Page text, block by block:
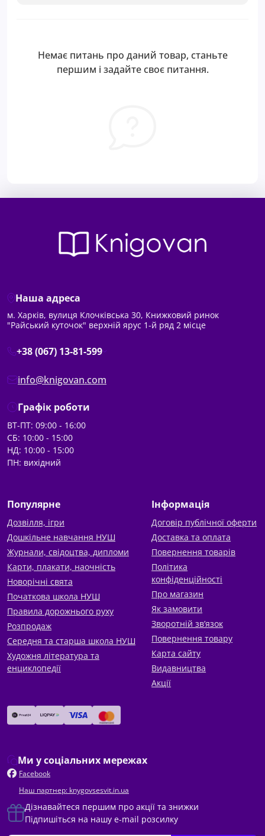
Немає питань про даний товар, станьте
першим і задайте своє питання.
Наша адреса
м. Харків, вулиця Клочківська 30, Книжковий ринок
"Райський куточок" верхній ярус 1-й ряд 2 місце
+38 (067) 13-81-599
info@knigovan.com
Графік роботи
ВТ-ПТ: 09:00 - 16:00
СБ: 10:00 - 15:00
НД: 10:00 - 15:00
ПН: вихідний
Популярне
Дозвілля, ігри
Дошкільне навчання НУШ
Журнали, свідоцтва, дипломи
Карти, плакати, наочність
Новорічні свята
Початкова школа НУШ
Правила дорожнього руху
Розпродаж
Середня та старша школа НУШ
Художня література та
енциклопедії
Інформація
Договір публічної оферти
Доставка та оплата
Повернення товарів
Політика
конфіденційності
Про магазин
Як замовити
Зворотній зв’язок
Повернення товару
Карта сайту
Видавництва
Акції
Ми у соціальних мережах
Facebook
Наш партнер: knygovsesvit.in.ua
Дізнавайтеся першим про акції та знижки
Підпишіться на нашу e-mail розсилку